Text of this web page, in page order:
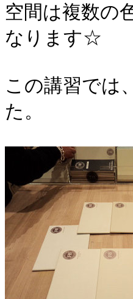
空間は複数の
なります☆
この講習では
た。